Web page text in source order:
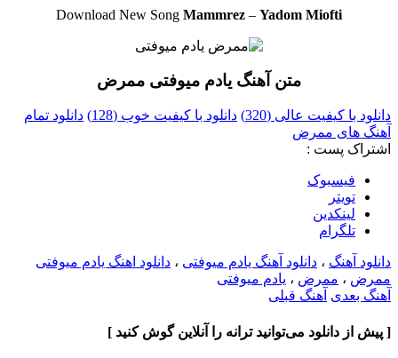
Download New Song Mammrez – Yadom Miofti
متن آهنگ یادم میوفتی ممرض
دانلود با کیفیت عالی (320) دانلود با کیفیت خوب (128)
دانلود تمام
آهنگ های ممرض
اشتراک پست :
فيسبوک
تويتر
لینکدین
تلگرام
دانلود آهنگ ، دانلود آهنگ یادم میوفتی ، دانلود اهنگ یادم میوفتی
ممرض ، ممرض ، یادم میوفتی
آهنگ بعدی آهنگ قبلی
[ پیش از دانلود می‌توانید ترانه را آنلاین گوش کنید ]